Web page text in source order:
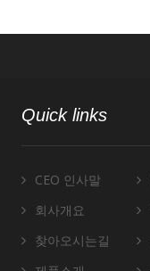
Quick links
CEO 인사말
회사개요
찾아오시는길